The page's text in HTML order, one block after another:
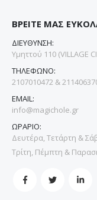
ΒΡΕΙΤΕ ΜΑΣ
ΔΙΕΥΘΥΝΣΗ:
Υμηττού 110 (VILLAGE
ΤΗΛΕΦΩΝΟ:
2107010472 &
EMAIL:
info@magichole.gr
ΩΡΑΡΙΟ:
Δευτέρα, Τετάρτη &
Τρίτη, Πέμπτη &